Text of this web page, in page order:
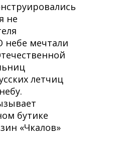
не
небе мечтали
летчиц
бутике
«Чкалов»